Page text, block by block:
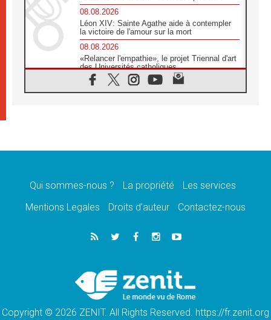
08.08.2026
Léon XIV: Sainte Agathe aide à contempler
la victoire de l'amour sur la mort
08.08.2026
«Relancer l'empathie», le projet Triennal d'art
des Universités catholiques
08.08.2026
Signis 2026, donner la parole aux religieuses
07.08.2026
07.08.2026
de l'Assomption et mémoire nationale
«La paix commence par l'empathie» estime
le cardinal Parolin
En Colombie, «la paix ne s'achète pas avec
une signature»
Qui sommes-nous ? La propriété
Les services
Mentions Legales
Droits d’auteur Contactez-nous
Copyright © 2026 ZENIT. All Rights Reserved. https://fr.zenit.org